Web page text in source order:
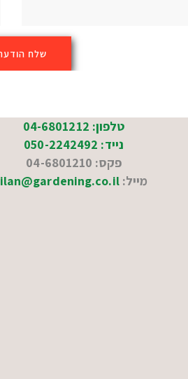
טלפון: 04-6801212
נייד: 050-2242492
פקס: 04-6801210
מייל:ilan@gardening.co.il